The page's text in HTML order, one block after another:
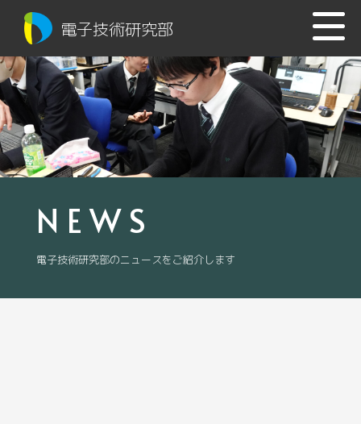
電子技術研究部
NEWS
電子技術研究部のニュースをご紹介します